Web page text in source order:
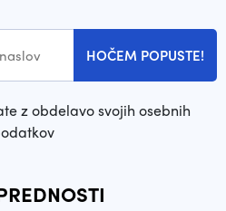
HOČEM POPUSTE!
z obdelavo svojih osebnih